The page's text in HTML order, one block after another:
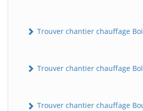
Trouver chantier chauffage
Trouver chantier chauffage
Trouver chantier chauffage